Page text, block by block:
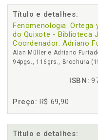
Título e detalhes:
Fenomenologia: Ortega
do Quixote - Biblioteca
Coordenador: Adriano
Alan Müller e Adriano
94pgs., 116grs., Brochura
ISBN:
Preço: R$ 69,90
Título e detalhes: